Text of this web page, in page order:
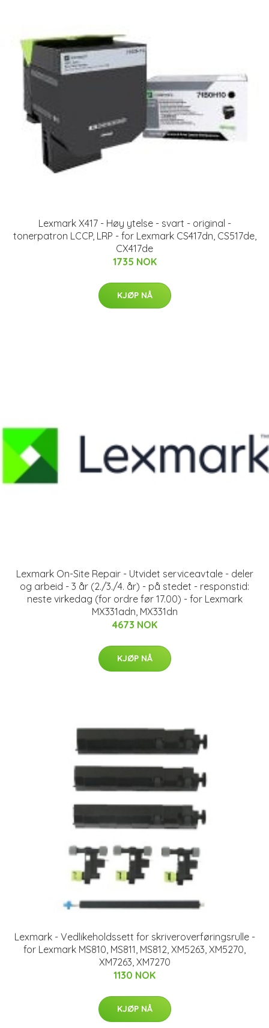
Lexmark X417 - Høy ytelse - svart - original -
tonerpatron LCCP, LRP - for Lexmark CS417dn, CS517de,
CX417de
1735 NOK
KJØP NÅ
Lexmark On-Site Repair - Utvidet serviceavtale - deler
og arbeid - 3 år (2./3./4. år) - på stedet - responstid:
neste virkedag (for ordre før 17.00) - for Lexmark
MX331adn, MX331dn
4673 NOK
KJØP NÅ
Lexmark - Vedlikeholdssett for skriveroverføringsrulle -
for Lexmark MS810, MS811, MS812, XM5263, XM5270,
XM7263, XM7270
1130 NOK
KJØP NÅ